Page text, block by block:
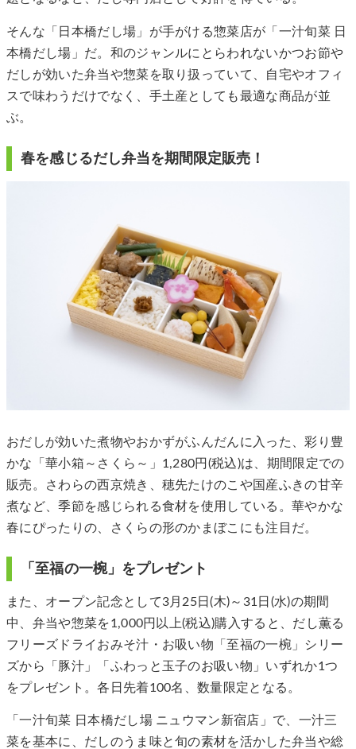
そんな「日本橋だし場」が手がける惣菜店が「一汁旬菜 日
本橋だし場」だ。和のジャンルにとらわれないかつお節や
だしが効いた弁当や惣菜を取り扱っていて、自宅やオフィ
スで味わうだけでなく、手土産としても最適な商品が並
ぶ。
春を感じるだし弁当を期間限定販売！
おだしが効いた煮物やおかずがふんだんに入った、彩り豊
かな「華小箱～さくら～」1,280円(税込)は、期間限定での
販売。さわらの西京焼き、穂先たけのこや国産ふきの甘辛
煮など、季節を感じられる食材を使用している。華やかな
春にぴったりの、さくらの形のかまぼこにも注目だ。
「至福の一椀」をプレゼント
また、オープン記念として3月25日(木)～31日(水)の期間
中、弁当や惣菜を1,000円以上(税込)購入すると、だし薫る
フリーズドライおみそ汁・お吸い物「至福の一椀」シリー
ズから「豚汁」「ふわっと玉子のお吸い物」いずれか1つ
をプレゼント。各日先着100名、数量限定となる。
「一汁旬菜 日本橋だし場 ニュウマン新宿店」で、一汁三
菜を基本に、だしのうま味と旬の素材を活かした弁当や総